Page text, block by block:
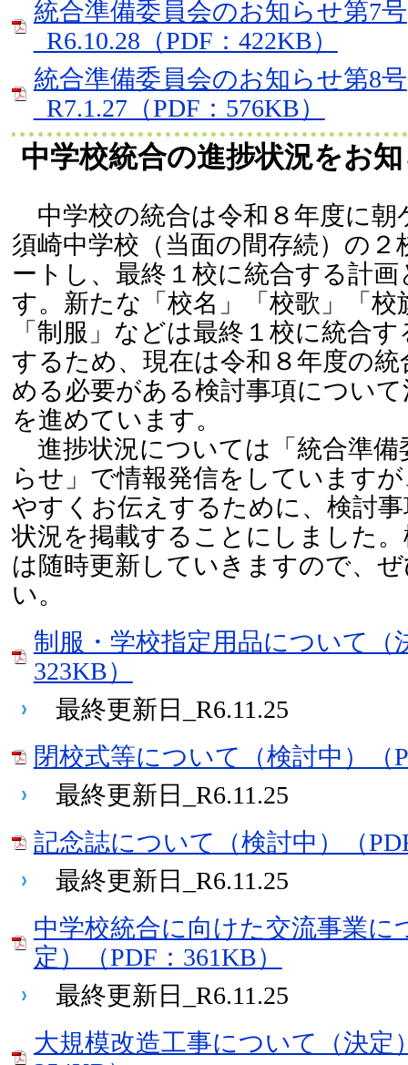
統合準備委員会のお知らせ第7号
_R6.10.28（PDF：422KB）
統合準備委員会のお知らせ第8号
_R7.1.27（PDF：576KB）
中学校統合の進捗状況をお
中学校の統合は令和８年度に朝
須崎中学校（当面の間存続）の２
ートし、最終１校に統合する計
す。新たな「校名」「校歌」「校
「制服」などは最終１校に統合
するため、現在は令和８年度の
める必要がある検討事項につい
を進めています。
進捗状況については「統合準備
らせ」で情報発信をしています
やすくお伝えするために、検討
状況を掲載することにしました
は随時更新していきますので、
い。
制服・学校指定用品について（
323KB）
最終更新日_R6.11.25
閉校式等について（検討中）（
最終更新日_R6.11.25
記念誌について（検討中）（
最終更新日_R6.11.25
中学校統合に向けた交流事業に
定）（PDF：361KB）
最終更新日_R6.11.25
大規模改造工事について（決定